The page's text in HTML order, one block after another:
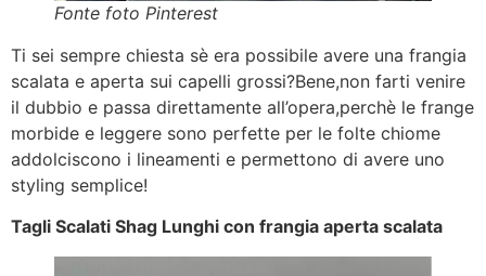
Fonte foto Pinterest
Ti sei sempre chiesta sè era possibile avere una frangia
scalata e aperta sui capelli grossi?Bene,non farti venire
il dubbio e passa direttamente all’opera,perchè le frange
morbide e leggere sono perfette per le folte chiome
addolciscono i lineamenti e permettono di avere uno
styling semplice!
Tagli Scalati Shag Lunghi con frangia aperta scalata